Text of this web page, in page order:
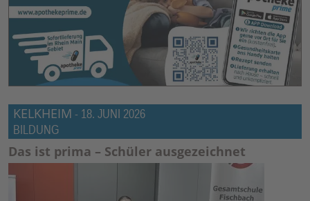
KELKHEIM - 18. JUNI 2026
BILDUNG
Das ist prima – Schüler ausgezeichnet